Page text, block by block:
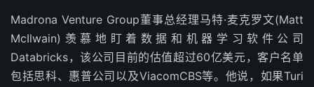
Madrona Venture Group董事总经理马特·麦克罗文(Matt
McIlwain)羡慕地盯着数据和机器学习软件公司
Databricks，该公司目前的估值超过60亿美元，客户名单
包括思科、惠普公司以及ViacomCBS等。他说，如果Turi